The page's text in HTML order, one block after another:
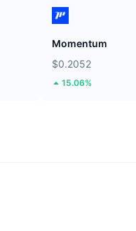
Momentum
$0.2052
15.06%